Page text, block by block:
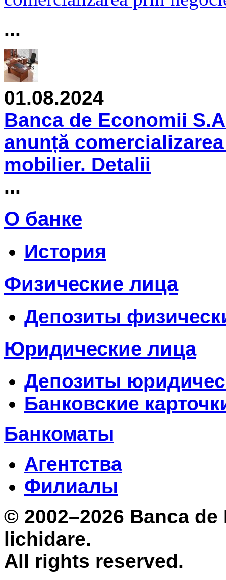
...
01.08.2024
Banca de Economii
anunță
mobilier. Detalii
...
О банке
История
Физические лица
Депозиты
Юридические лица
Депозиты
Банковские
Банкоматы
Агентства
Филиалы
© 2002–2026 Banca
lichidare.
All rights reserved.